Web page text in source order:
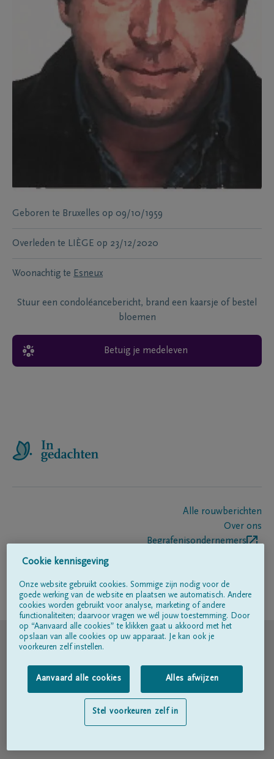
Geboren te Bruxelles op 09/10/1959
Overleden te LIÈGE op 23/12/2020
Woonachtig te Esneux
Stuur een condoléancebericht, brand een kaarsje of bestel
bloemen
Betuig je medeleven
Alle rouwberichten
Over ons
Begrafenisondernemers
Volg ons op
© DELA
Gebruiksvoorwaarden
Privacyverklaring
Toegankelijkheidsverklaring
Cookie kennisgeving
Onze website gebruikt cookies. Sommige zijn nodig voor de
goede werking van de website en plaatsen we automatisch. Andere
cookies worden gebruikt voor analyse, marketing of andere
functionaliteiten; daarvoor vragen we wél jouw toestemming. Door
op “Aanvaard alle cookies” te klikken gaat u akkoord met het
opslaan van alle cookies op uw apparaat. Je kan ook je
voorkeuren zelf instellen.
Aanvaard alle cookies Alles afwijzen
Stel voorkeuren zelf in